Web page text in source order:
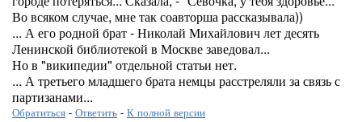
Во всяком случае, мне так соавторша рассказывала))
... А его родной брат - Николай Михайлович лет десять
Ленинской библиотекой в Москве заведовал...
Но в "википедии" отдельной статьи нет.
... А третьего младшего брата немцы расстреляли за связь с
партизанами...
Обратиться - Ответить - К полной версии